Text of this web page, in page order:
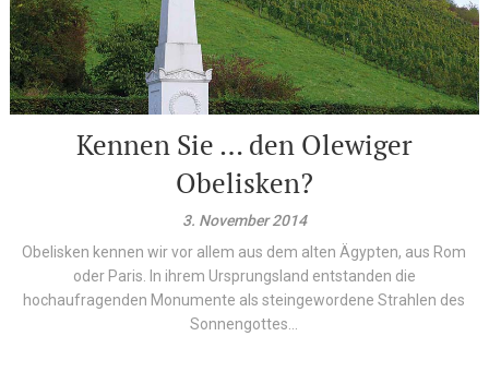
Kennen Sie … den Olewiger
Obelisken?
3. November 2014
Obelisken kennen wir vor allem aus dem alten Ägypten, aus Rom
oder Paris. In ihrem Ursprungsland entstanden die
hochaufragenden Monumente als steingewordene Strahlen des
Sonnengottes...